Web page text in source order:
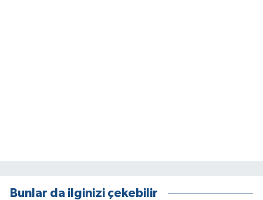
Bunlar da ilginizi çekebilir